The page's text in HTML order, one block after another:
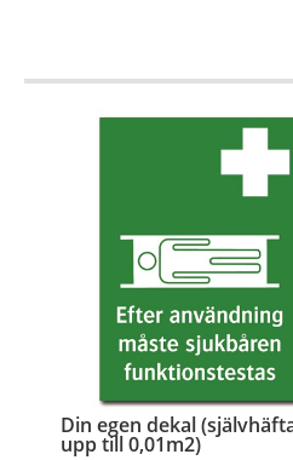
Din egen dekal
upp till 0,01m2)